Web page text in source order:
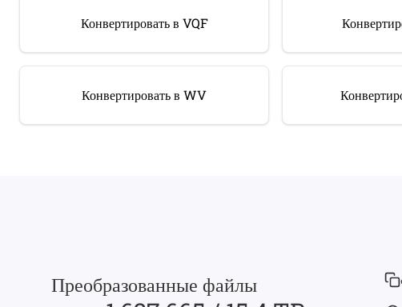
Конвертировать в VQF
Конвертировать в WV
Преобразованные файлы